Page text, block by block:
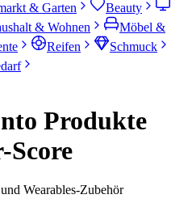
& Garten
Beauty
& Wohnen
Möbel &
Reifen
Schmuck
Produkte
Score
Wearables-Zubehör